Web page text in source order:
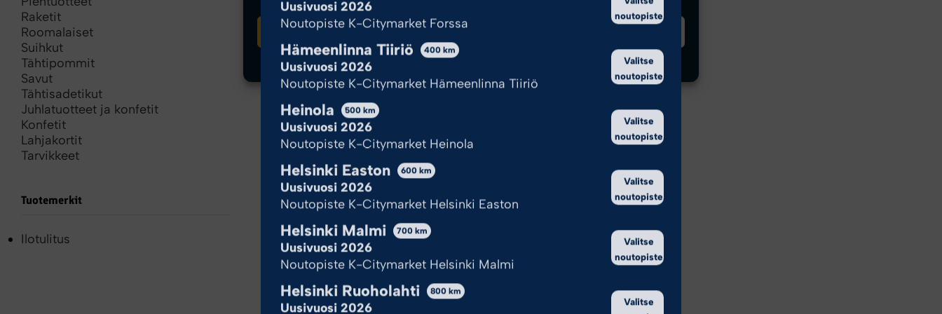
Hyväksy kaikki Hylkää kaikki
Raketit
Roomalaiset
Suihkut
Tähtipommit
Savut
Tähtisadetikut
Juhlatuotteet ja konfetit
Konfetit
Lahjakortit
Tarvikkeet
Tuotemerkit
Ilotulitus
Uusivuosi 2026
Noutopiste K-Citymarket Forssa
noutopiste
Hämeenlinna Tiiriö 400 km
Uusivuosi 2026
Noutopiste K-Citymarket Hämeenlinna Tiiriö
Valitse
noutopiste
Heinola 500 km
Uusivuosi 2026
Noutopiste K-Citymarket Heinola
Valitse
noutopiste
Helsinki Easton 600 km
Uusivuosi 2026
Noutopiste K-Citymarket Helsinki Easton
Valitse
noutopiste
Helsinki Malmi 700 km
Uusivuosi 2026
Noutopiste K-Citymarket Helsinki Malmi
Valitse
noutopiste
Helsinki Ruoholahti 800 km
Uusivuosi 2026
Valitse